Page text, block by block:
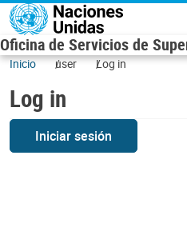
Skip to main content
Oficina de Servicios de
Inicio user Log in
Log in
Iniciar sesión